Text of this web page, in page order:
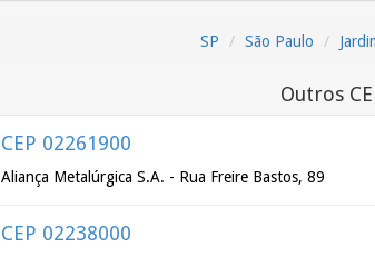
SP São Paulo
Outros
CEP 02261900
Aliança Metalúrgica S.A. - Rua Freire Bastos, 89
CEP 02238000